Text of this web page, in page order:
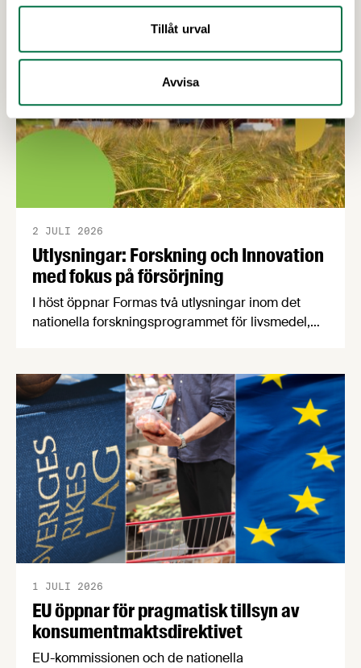
Tillåt urval
Avvisa
Utlysningar: Forskning och Innovation
med fokus på försörjning
2 JULI 2026
I höst öppnar Formas två utlysningar inom det
nationella forskningsprogrammet för livsmedel,
en motståndskraftig livsmedelsförsörjning", och
båda syftar till att bana väg för innovationer som
stärker Sveriges livsmedelsförsörjning.
EU öppnar för pragmatisk tillsyn av
konsumentmaktsdirektivet
1 JULI 2026
EU-kommissionen och de nationella